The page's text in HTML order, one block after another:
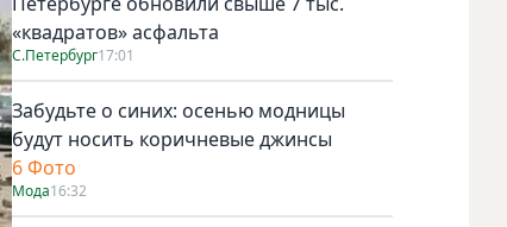
«квадратов» асфальта
С.Петербург17:01
Забудьте о синих: осенью модницы
будут носить коричневые джинсы
6 Фото
Мода16:32